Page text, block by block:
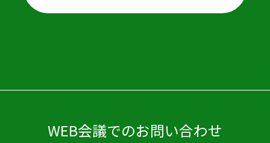
WEB会議でのお問い合わせ